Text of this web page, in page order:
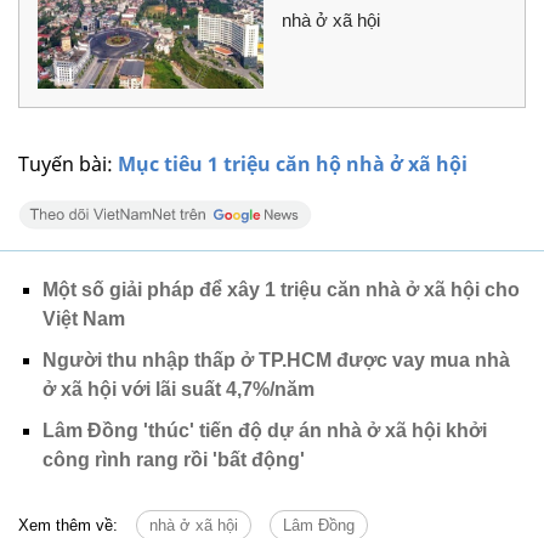
Tuyến bài: Mục tiêu 1 triệu căn hộ nhà ở xã hội
nhà ở xã hội
Một số giải pháp để xây 1 triệu căn nhà ở xã hội cho
Việt Nam
Người thu nhập thấp ở TP.HCM được vay mua nhà
ở xã hội với lãi suất 4,7%/năm
Lâm Đồng 'thúc' tiến độ dự án nhà ở xã hội khởi
công rình rang rồi 'bất động'
Xem thêm về: nhà ở xã hội Lâm Đồng